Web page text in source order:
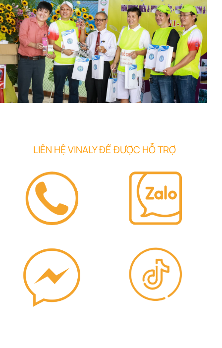
LIÊN HỆ VINALY ĐỂ ĐƯỢC HỖ TRỢ